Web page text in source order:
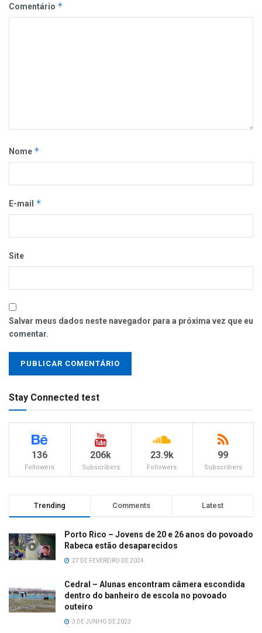
Comentário *
Nome *
E-mail *
Site
Salvar meus dados neste navegador para a próxima vez que eu
comentar.
Stay Connected test
136
Followers
206k
Subscribers
23.9k
Followers
99
Subscribers
Trending Comments Latest
Porto Rico – Jovens de 20 e 26 anos do povoado
Rabeca estão desaparecidos
27 DE FEVEREIRO DE 2024
Cedral – Alunas encontram câmera escondida
dentro do banheiro de escola no povoado
outeiro
3 DE JUNHO DE 2023